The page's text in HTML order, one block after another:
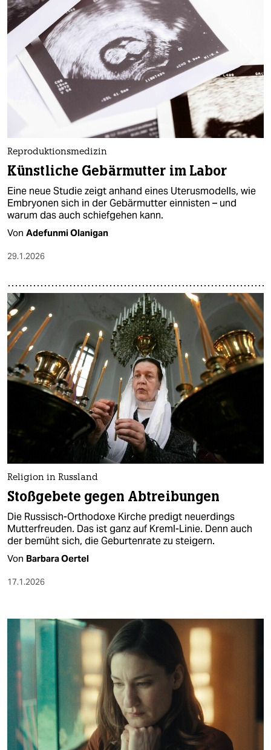
Reproduktionsmedizin
Künstliche Gebärmutter im Labor
Eine neue Studie zeigt anhand eines Uterusmodells, wie
Embryonen sich in der Gebärmutter einnisten – und
warum das auch schiefgehen kann.
Von Adefunmi Olanigan
29.1.2026
Religion in Russland
Stoßgebete gegen Abtreibungen
Die Russisch-Orthodoxe Kirche predigt neuerdings
Mutterfreuden. Das ist ganz auf Kreml-Linie. Denn auch
der bemüht sich, die Geburtenrate zu steigern.
Von Barbara Oertel
17.1.2026